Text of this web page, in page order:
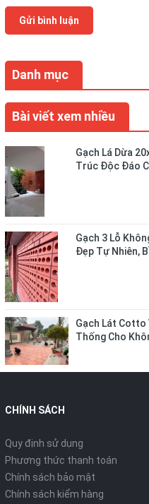
Danh mục
Bài viết xem nhiều
Gạch Lá Dừa
Trúc Độc Đáo
Gạch 3 Lỗ
Đẹp Tự Nhiên,
Gạch Lát Cotto
Thống Cho
Gửi bình luận
CHÍNH SÁCH
Quy định sử dụng
Phương thức thanh toán
Chính sách bảo mật
Chính sách kiểm hàng